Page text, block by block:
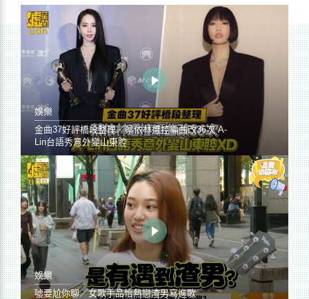
娛樂
金曲37好評橋段整理／蔡依林遭控編曲改36次 A-
Lin台語秀意外變山東腔
娛樂
噓要尬你聊／女歌手品怡熱戀渣男寫進歌